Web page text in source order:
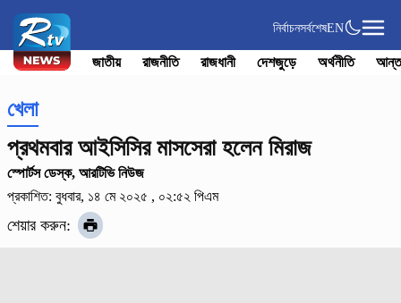
নির্বাচনসর্বশেষEN
জাতীয় রাজনীতি রাজধানী দেশজুড়ে অর্থনীতি
খেলা
প্রথমবার আইসিসির মাসসেরা হলেন মিরাজ
স্পোর্টস ডেস্ক, আরটিভি নিউজ
প্রকাশিত: বুধবার, ১৪ মে ২০২৫ , ০২:৫২ পিএম
শেয়ার করুন: